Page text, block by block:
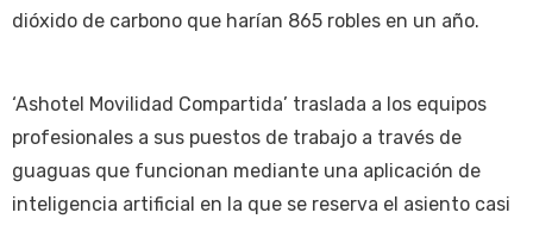
dióxido de carbono que harían 865 robles en un año.
‘Ashotel Movilidad Compartida’ traslada a los equipos
profesionales a sus puestos de trabajo a través de
guaguas que funcionan mediante una aplicación de
inteligencia artificial en la que se reserva el asiento casi